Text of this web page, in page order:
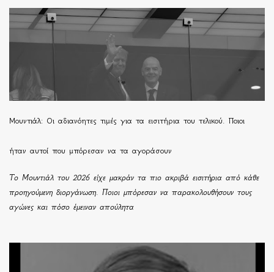
Μουντιάλ: Οι αδιανόητες τιμές για τα εισιτήρια του τελικού. Ποιοι
ήταν αυτοί που μπόρεσαν να τα αγοράσουν
Το Μουντιάλ του 2026 είχε μακράν τα πιο ακριβά εισιτήρια από κάθε
προηγούμενη διοργάνωση. Ποιοι μπόρεσαν να παρακολουθήσουν τους
αγώνες και πόσο έμειναν απούλητα